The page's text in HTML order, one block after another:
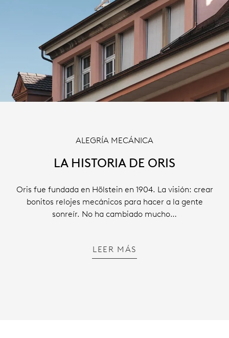
ALEGRÍA MECÁNICA
LA HISTORIA DE ORIS
Oris fue fundada en Hölstein en 1904. La visión: crear
bonitos relojes mecánicos para hacer a la gente
sonreír. No ha cambiado mucho…
LEER MÁS